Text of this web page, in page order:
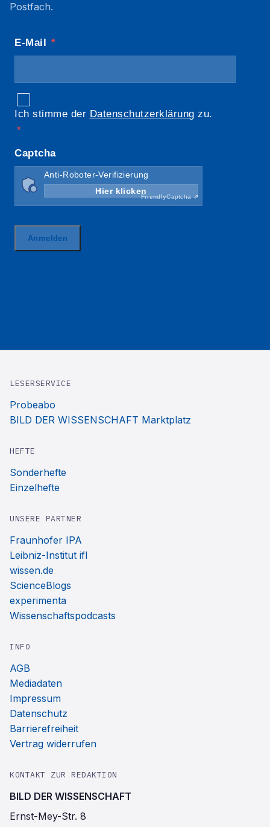
Postfach.
LESERSERVICE
Probeabo
BILD DER WISSENSCHAFT Marktplatz
HEFTE
Sonderhefte
Einzelhefte
UNSERE PARTNER
Fraunhofer IPA
Leibniz-Institut ifl
wissen.de
ScienceBlogs
experimenta
Wissenschaftspodcasts
INFO
AGB
Mediadaten
Impressum
Datenschutz
Barrierefreiheit
Vertrag widerrufen
KONTAKT ZUR REDAKTION
BILD DER WISSENSCHAFT
Ernst-Mey-Str. 8